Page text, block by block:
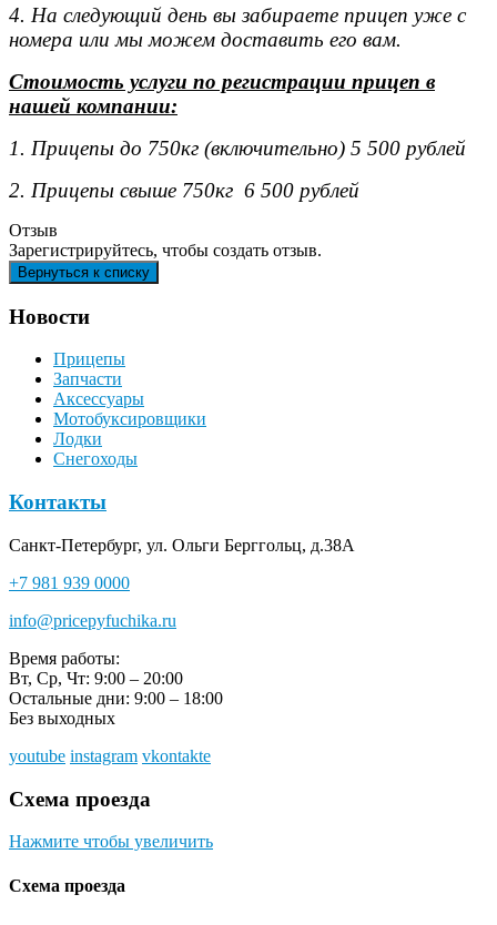
4. На следующий день вы забираете прицеп уже с
номера или мы можем доставить его вам.
Стоимость услуги по регистрации прицеп в
нашей компании:
1. Прицепы до 750кг (включительно) 5 500 рублей
2. Прицепы свыше 750кг 6 500 рублей
Отзыв
Зарегистрируйтесь, чтобы создать отзыв.
Новости
Прицепы
Запчасти
Аксессуары
Мотобуксировщики
Лодки
Снегоходы
Контакты
Санкт-Петербург, ул. Ольги Берггольц, д.38А
+7 981 939 0000
info@pricepyfuchika.ru
Время работы:
Вт, Ср, Чт: 9:00 – 20:00
Остальные дни: 9:00 – 18:00
Без выходных
youtube instagram vkontakte
Схема проезда
Нажмите чтобы увеличить
Схема проезда